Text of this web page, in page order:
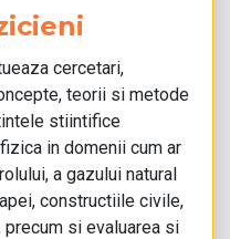
cercetari,
teorii si metode
stiintifice
in domenii cum ar
a gazului natural
constructiile civile,
si evaluarea si